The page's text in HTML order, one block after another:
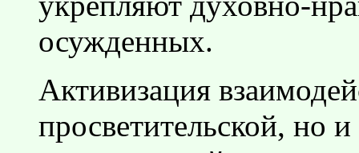
осужденных.
Активизация
просветительской, но